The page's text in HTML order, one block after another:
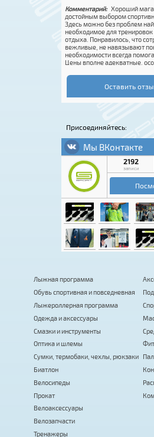
Персонал
тактичный с
Качество SPINE всегда на высоте.
Здесь
Цены
Оставить
Лыжная программа
Обувь спортивная и повседневная
Лыжероллерная программа
Одежда и аксессуары
Смазки и инструменты
Оптика и шлемы
Сумки, термобаки, чехлы, рюкзаки
Биатлон
Велосипеды
Прокат
Велоаксессуары
Велозапчасти
Тренажеры
Присоединяйтесь: